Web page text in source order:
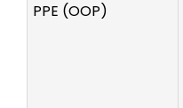
PPE (OOP)